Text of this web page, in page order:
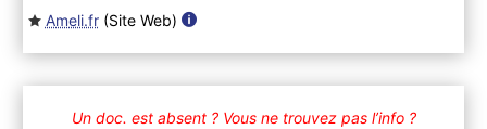
Ameli.fr(Site Web)
Un doc. est absent ? Vous ne trouvez pas l’info ?